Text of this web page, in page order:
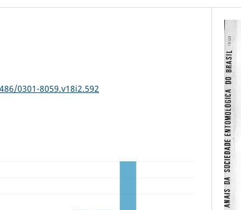
0301-8059.v18i2.592